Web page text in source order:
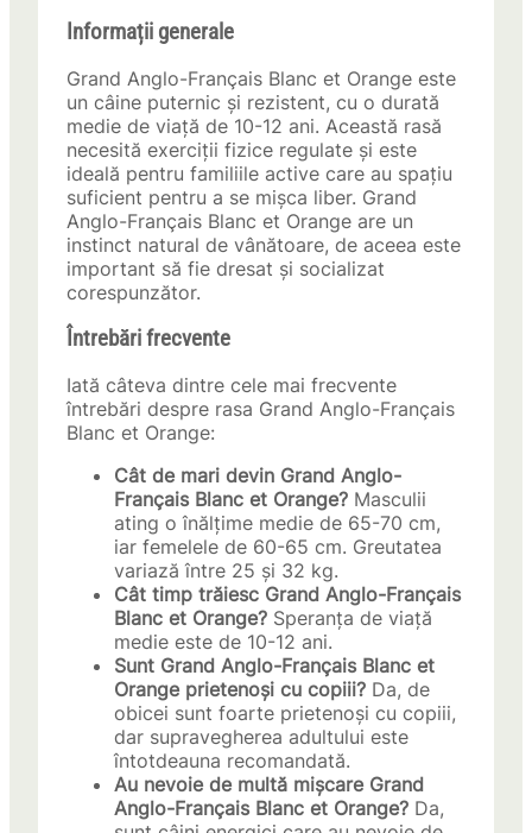
Informații generale
Grand Anglo-Français Blanc et Orange este
un câine puternic și rezistent, cu o durată
medie de viață de 10-12 ani. Această rasă
necesită exerciții fizice regulate și este
ideală pentru familiile active care au spațiu
suficient pentru a se mișca liber. Grand
Anglo-Français Blanc et Orange are un
instinct natural de vânătoare, de aceea este
important să fie dresat și socializat
corespunzător.
Întrebări frecvente
Iată câteva dintre cele mai frecvente
întrebări despre rasa Grand Anglo-Français
Blanc et Orange:
Cât de mari devin Grand Anglo-
Français Blanc et Orange? Masculii
ating o înălțime medie de 65-70 cm,
iar femelele de 60-65 cm. Greutatea
variază între 25 și 32 kg.
Cât timp trăiesc Grand Anglo-Français
Blanc et Orange? Speranța de viață
medie este de 10-12 ani.
Sunt Grand Anglo-Français Blanc et
Orange prietenoși cu copiii? Da, de
obicei sunt foarte prietenoși cu copiii,
dar supravegherea adultului este
întotdeauna recomandată.
Au nevoie de multă mișcare Grand
Anglo-Français Blanc et Orange? Da,